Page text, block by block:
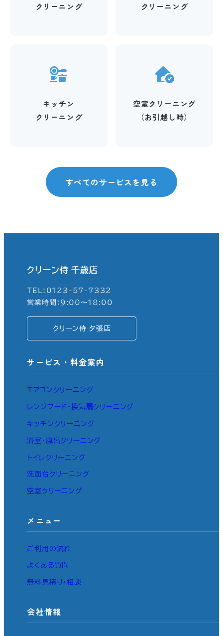
クリーニング
クリーニング
キッチン
クリーニング
空室クリーニング
（お引越し時）
すべてのサービスを見る
クリーン侍 千歳店
TEL：0123-57-7332
営業時間：9:00〜18:00
クリーン侍 夕張店
サービス・料金案内
エアコンクリーニング
レンジフード・換気扇クリーニング
キッチンクリーニング
浴室・風呂クリーニング
トイレクリーニング
洗面台クリーニング
空室クリーニング
メニュー
ご利用の流れ
よくある質問
無料見積り・相談
会社情報